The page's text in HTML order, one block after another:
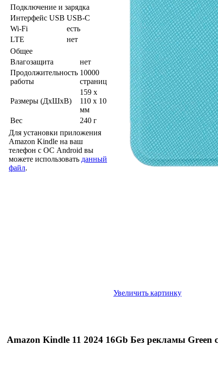
Подключение и зарядка
Интерфейс USB USB-C
Wi-Fi
есть
LTE
нет
Общее
Влагозащита
нет
Продолжительность
работы
10000
страниц
Размеры (ДхШхВ)
159 x
110 x 10
мм
Вес
240 г
Для установки приложения
Amazon Kindle на ваш
телефон с ОС Android вы
можете использовать данный
файл.
Увеличить картинку
Amazon Kindle 11 2024 16Gb Без рекламы Green